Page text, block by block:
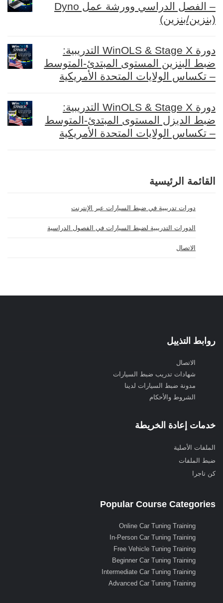
– الفصل الدراسي وورشة عمل Dyno
(بنزين/بنزين)
دورة WinOLS & Stage X التدريبية:
ضبط البنزين المستوى المبتدئ-المتوسط
– تكساس الولايات المتحدة الأمريكية
دورة WinOLS & Stage X التدريبية:
ضبط الديزل المستوى المبتدئ-المتوسط
– تكساس الولايات المتحدة الأمريكية
القائمة الرئيسية
دورات تدريبية في ضبط السيارات عبر الإنترنت
الدورات التدريبية لضبط السيارات في الفصول الدراسية
الاتصال
روابط التذييل
الاتصال
شهادات تدريب ضبط السيارات
مدونة ضبط السيارات لدينا
الشروط والأحكام
خدمات إعادة الخريطة
الملفات الأصلية
ضبط الملفات
كن تاجرا
Popular Course Categories
Online Car Tuning Training
In-Person Car Tuning Training
Free Vehicle Tuning Training
Beginner Car Tuning Training
Intermediate Car Tuning Training
Advanced Car Tuning Training